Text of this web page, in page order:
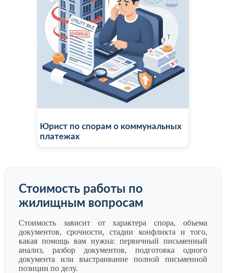
Юрист по спорам о коммунальных
платежах
Стоимость работы по
жилищным вопросам
Стоимость зависит от характера спора, объема
документов, срочности, стадии конфликта и того,
какая помощь вам нужна: первичный письменный
анализ, разбор документов, подготовка одного
документа или выстраивание полной письменной
позиции по делу.